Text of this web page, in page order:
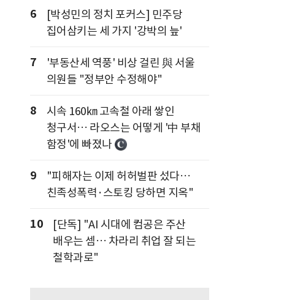
6
[박성민의 정치 포커스] 민주당
집어삼키는 세 가지 '강박의 늪'
7
'부동산세 역풍' 비상 걸린 與 서울
의원들 "정부안 수정해야"
8
시속 160㎞ 고속철 아래 쌓인
청구서… 라오스는 어떻게 '中 부채
함정'에 빠졌나
9
"피해자는 이제 허허벌판 섰다…
친족성폭력·스토킹 당하면 지옥"
10
[단독] "AI 시대에 컴공은 주산
배우는 셈… 차라리 취업 잘 되는
철학과로"